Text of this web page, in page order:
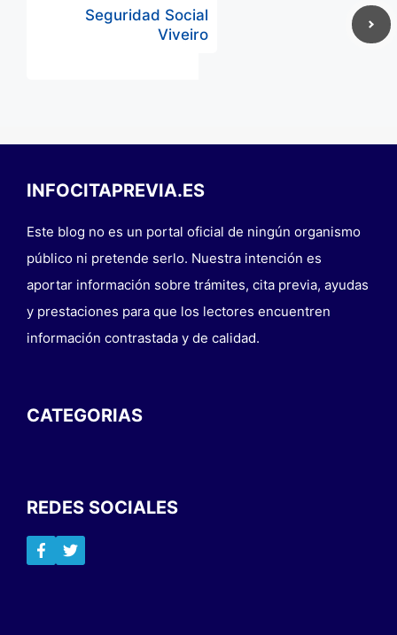
Seguridad Social
Viveiro
INFOCITAPREVIA.ES
Este blog no es un portal oficial de ningún organismo
público ni pretende serlo. Nuestra intención es
aportar información sobre trámites, cita previa, ayudas
y prestaciones para que los lectores encuentren
información contrastada y de calidad.
CATEGORIAS
REDES SOCIALES